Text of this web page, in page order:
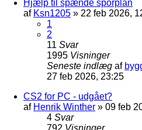
Hjælp til spænde sporplan
af Ksn1205 » 22 feb 2026,
1
2
11 Svar
1995 Visninger
Seneste indlæg af
27 feb 2026, 23:25
CS2 for PC - udgået?
af Henrik Winther » 09 feb
4 Svar
792 Visninger